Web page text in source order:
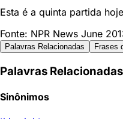
Esta é a quinta partida
Fonte: NPR News June
Palavras Relacionadas Frases
Palavras Relacionadas
Sinônimos